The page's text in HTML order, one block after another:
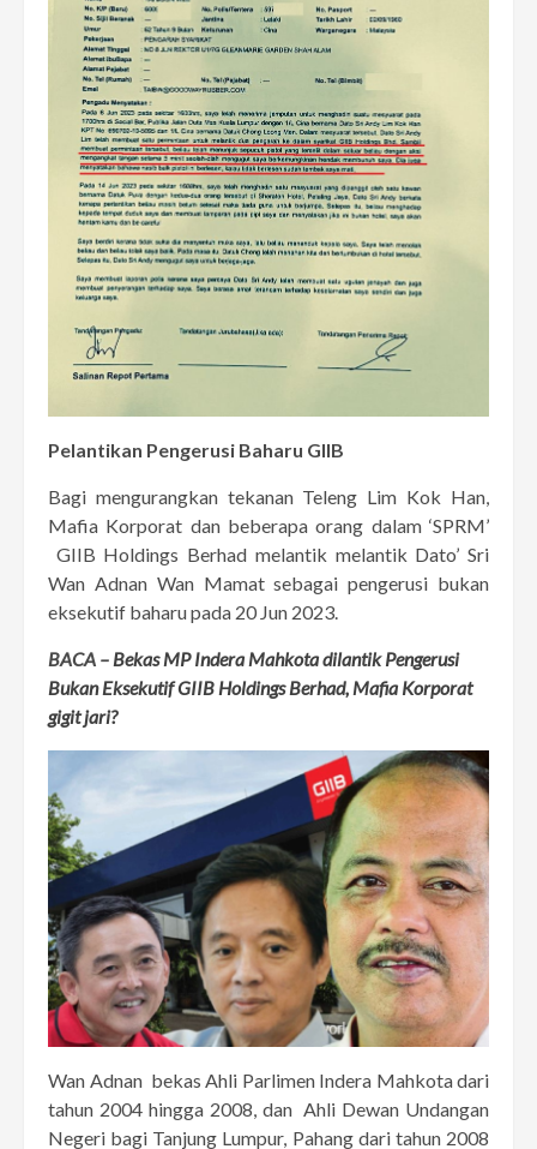
Pelantikan Pengerusi Baharu GIIB
Bagi mengurangkan tekanan Teleng Lim Kok Han,
Mafia Korporat dan beberapa orang dalam ‘SPRM’
GIIB Holdings Berhad melantik melantik Dato’ Sri
Wan Adnan Wan Mamat sebagai pengerusi bukan
eksekutif baharu pada 20 Jun 2023.
BACA – Bekas MP Indera Mahkota dilantik Pengerusi
Bukan Eksekutif GIIB Holdings Berhad, Mafia Korporat
gigit jari?
Wan Adnan bekas Ahli Parlimen Indera Mahkota dari
tahun 2004 hingga 2008, dan Ahli Dewan Undangan
Negeri bagi Tanjung Lumpur, Pahang dari tahun 2008